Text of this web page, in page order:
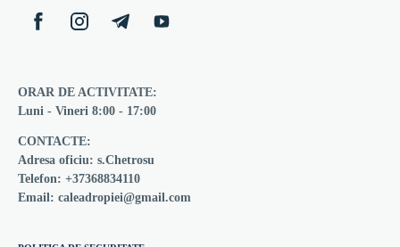
ORAR DE ACTIVITATE:
Luni - Vineri 8:00 - 17:00
CONTACTE:
Adresa oficiu: s.Chetrosu
Telefon: +37368834110
Email: caleadropiei@gmail.com